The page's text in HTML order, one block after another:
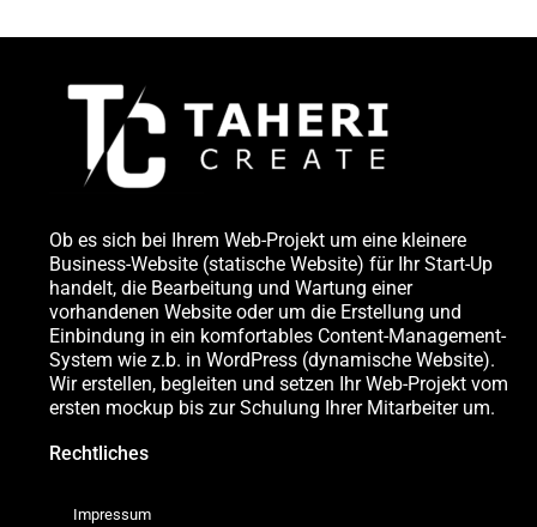
Ob es sich bei Ihrem Web-Projekt um eine kleinere
Business-Website (statische Website) für Ihr Start-Up
handelt, die Bearbeitung und Wartung einer
vorhandenen Website oder um die Erstellung und
Einbindung in ein komfortables Content-Management-
System wie z.b. in WordPress (dynamische Website).
Wir erstellen, begleiten und setzen Ihr Web-Projekt vom
ersten mockup bis zur Schulung Ihrer Mitarbeiter um.
Rechtliches
Impressum